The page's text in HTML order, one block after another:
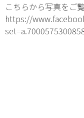
こちらから写真を
https://